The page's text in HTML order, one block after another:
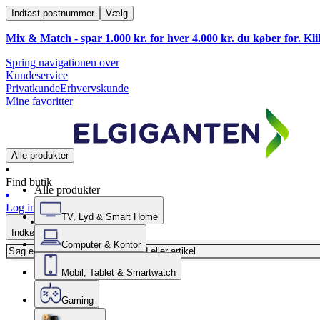
Indtast postnummer Vælg
Mix & Match - spar 1.000 kr. for hver 4.000 kr. du køber for.
Spring navigationen over
Kundeservice
PrivatkundeErhvervskunde
Mine favoritter
Alle produkter
Find butik
Log ind
Indkøbskurv
Alle produkter
TV, Lyd & Smart Home
Computer & Kontor
Mobil, Tablet & Smartwatch
Gaming